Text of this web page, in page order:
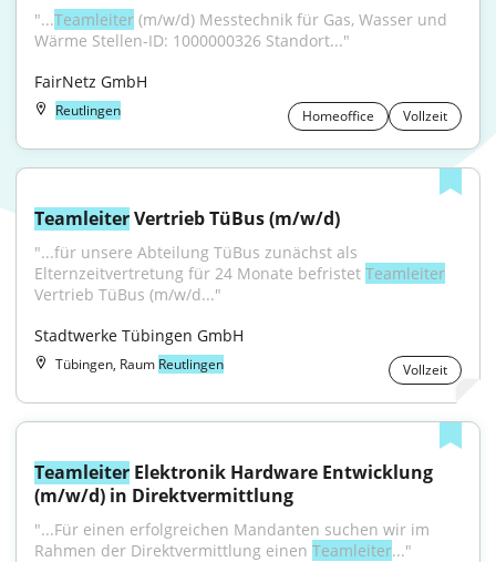
"...Teamleiter (m/w/d) Messtechnik für Gas, Wasser und
Wärme Stellen-ID: 1000000326 Standort..."
FairNetz GmbH
Reutlingen Homeoffice Vollzeit
Teamleiter Vertrieb TüBus (m/w/d)
"...für unsere Abteilung TüBus zunächst als
Elternzeitvertretung für 24 Monate befristet Teamleiter
Vertrieb TüBus (m/w/d..."
Stadtwerke Tübingen GmbH
Tübingen, Raum Reutlingen Vollzeit
Teamleiter Elektronik Hardware Entwicklung
(m/w/d) in Direktvermittlung
"...Für einen erfolgreichen Mandanten suchen wir im
Rahmen der Direktvermittlung einen Teamleiter..."